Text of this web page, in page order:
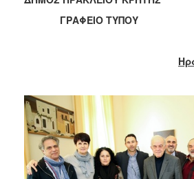
2018
2013
2012
2011
2010
ΓΡΑΦΕΙΟ ΤΥΠΟΥ